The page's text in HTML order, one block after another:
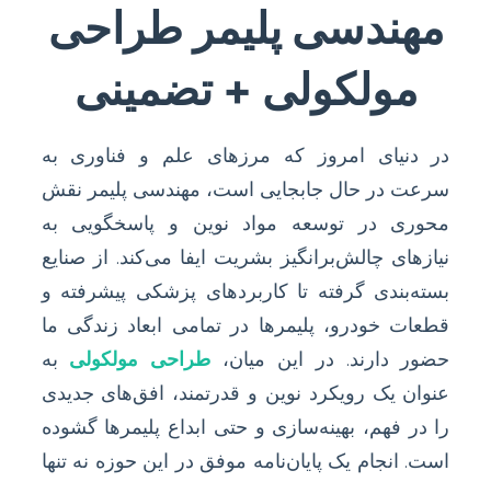
مهندسی پلیمر طراحی
مولکولی + تضمینی
در دنیای امروز که مرزهای علم و فناوری به
سرعت در حال جابجایی است، مهندسی پلیمر نقش
محوری در توسعه مواد نوین و پاسخگویی به
نیازهای چالش‌برانگیز بشریت ایفا می‌کند. از صنایع
بسته‌بندی گرفته تا کاربردهای پزشکی پیشرفته و
قطعات خودرو، پلیمرها در تمامی ابعاد زندگی ما
حضور دارند. در این میان، طراحی مولکولی به
عنوان یک رویکرد نوین و قدرتمند، افق‌های جدیدی
را در فهم، بهینه‌سازی و حتی ابداع پلیمرها گشوده
است. انجام یک پایان‌نامه موفق در این حوزه نه تنها